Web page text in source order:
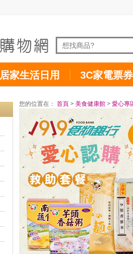
居家生活日用 3C家電票券
您的位置在： 首頁 > 美食健康館 > 愛心專